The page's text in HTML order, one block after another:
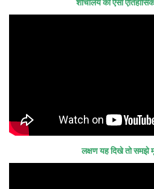
शौचालय का ऐसा
लक्षण यह दिखे तो